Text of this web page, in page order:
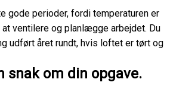
gode perioder, fordi temperaturen er
ventilere og planlægge arbejdet. Du
udført året rundt, hvis loftet er tørt og
snak om din opgave.